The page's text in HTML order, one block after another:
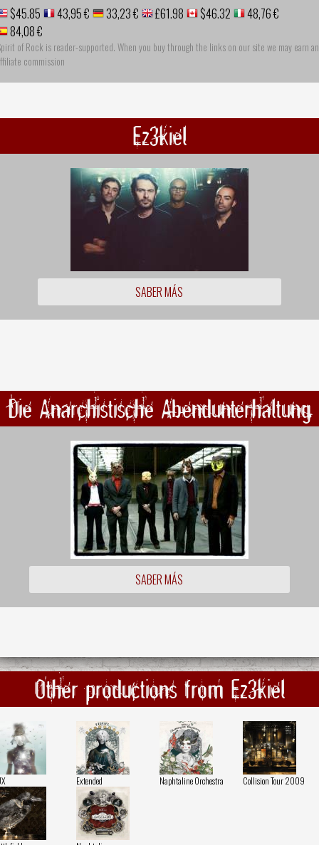
$45.85 43,95 € 33,23 € £61.98 $46.32
48,76 €
84,08 €
of Rock is reader-supported. When you buy through the links on our site we may earn an
commission
Ez3kiel
SABER MÁS
Die Anarchistische Abendunterhaltung
SABER MÁS
Other productions from Ez3kiel
Extended Naphtaline Orchestra Collision Tour 2009